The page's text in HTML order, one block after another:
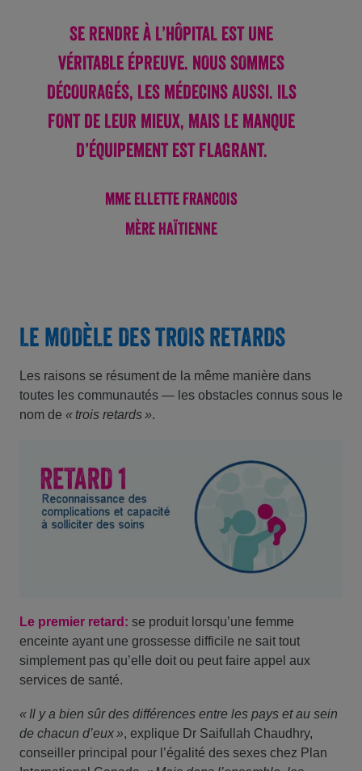
SE RENDRE À L’HÔPITAL EST UNE
VÉRITABLE ÉPREUVE. NOUS SOMMES
DÉCOURAGÉS, LES MÉDECINS AUSSI. ILS
FONT DE LEUR MIEUX, MAIS LE MANQUE
D’ÉQUIPEMENT EST FLAGRANT.
mme Ellette Francois
MÈRE HAÏTIENNE
LE MODÈLE DES TROIS RETARDS
Les raisons se résument de la même manière dans
toutes les communautés — les obstacles connus sous le
nom de « trois retards ».
Le premier retard: se produit lorsqu’une femme
enceinte ayant une grossesse difficile ne sait tout
simplement pas qu’elle doit ou peut faire appel aux
services de santé.
« Il y a bien sûr des différences entre les pays et au sein
de chacun d’eux », explique Dr Saifullah Chaudhry,
conseiller principal pour l’égalité des sexes chez Plan